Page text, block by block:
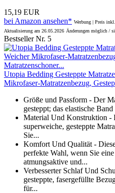
15,19 EUR
bei Amazon ansehen* Werbung | Preis
Aktualisierung am 26.05.2026 Änderungen möglich /
Bestseller Nr. 5
Utopia Bedding Gesteppte
Mikrofaser-Matratzenbezug,
Größe und Passform - Der
gesteppt; das elastische
Material Und Konstruktion -
superweiche, gesteppte
Sie...
Komfort Und Qualität -
perfekte Wahl, wenn Sie
atmungsaktive und...
Verbesserter Schlaf Und
gesteppte, fasergefüllte
für...